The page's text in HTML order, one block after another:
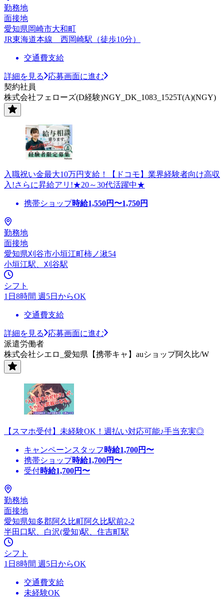
勤務地
面接地
愛知県岡崎市大和町
JR東海道本線 西岡崎駅（徒歩10分）
交通費支給
詳細を見る
応募画面に進む
契約社員
株式会社フェローズ(D経験)NGY_DK_1083_1525T(A)(NGY)
入職祝い金最大10万円支給！【ドコモ】業界経験者向け高収
入!さらに昇給アリ!★20～30代活躍中★
携帯ショップ時給1,550円〜1,750円
勤務地
面接地
愛知県刈谷市小垣江町柿ノ湫54
小垣江駅、刈谷駅
シフト
1日8時間 週5日からOK
交通費支給
詳細を見る
応募画面に進む
派遣労働者
株式会社シエロ_愛知県【携帯キャ】auショップ阿久比/W
【スマホ受付】未経験OK！週払い対応可能♪手当充実◎
キャンペーンスタッフ 時給1,700円〜
携帯ショップ時給1,700円〜
受付時給1,700円〜
勤務地
面接地
愛知県知多郡阿久比町阿久比駅前2-2
半田口駅、白沢(愛知)駅、住吉町駅
シフト
1日8時間 週5日からOK
交通費支給
未経験OK